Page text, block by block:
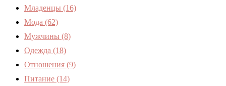
Младенцы (16)
Мода (62)
Мужчины (8)
Одежда (18)
Отношения (9)
Питание (14)